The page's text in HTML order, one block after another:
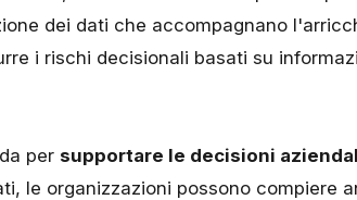
dei dati che accompagnano
i rischi decisionali basati su
per supportare le decisioni
le organizzazioni possono compiere